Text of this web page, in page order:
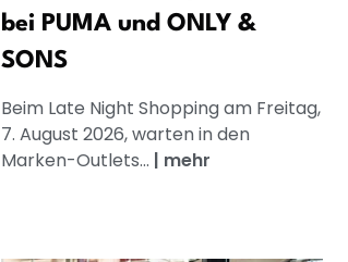
bei PUMA und ONLY &
SONS
Beim Late Night Shopping am Freitag,
7. August 2026, warten in den
Marken-Outlets... | mehr